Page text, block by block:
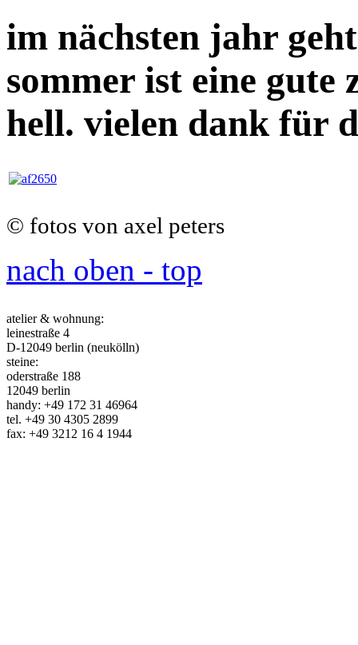
im nächsten jahr
sommer ist eine gute
hell. vielen dank für
© fotos von axel peters
nach oben - top
atelier & wohnung:
leinestraße 4
D-12049 berlin (neukölln)
steine:
oderstraße 188
12049 berlin
handy: +49 172 31 46964
tel. +49 30 4305 2899
fax: +49 3212 16 4 1944